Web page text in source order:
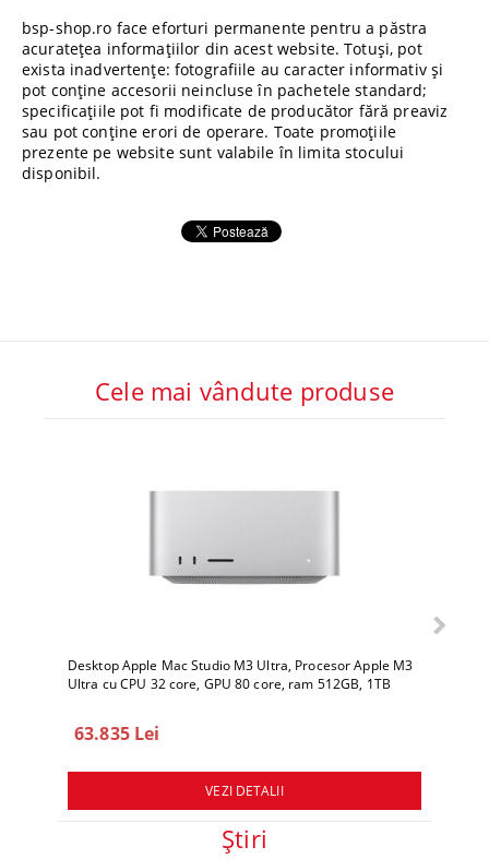
bsp-shop.ro face eforturi permanente pentru a păstra
acuratețea informațiilor din acest website. Totuși, pot
exista inadvertențe: fotografiile au caracter informativ și
pot conține accesorii neincluse în pachetele standard;
specificațiile pot fi modificate de producător fără preaviz
sau pot conține erori de operare. Toate promoțiile
prezente pe website sunt valabile în limita stocului
disponibil.
Cele mai vândute produse
Desktop Apple Mac Studio M3 Ultra, Procesor Apple M3
Ultra cu CPU 32 core, GPU 80 core, ram 512GB, 1TB
63.835 Lei
VEZI DETALII
Ştiri